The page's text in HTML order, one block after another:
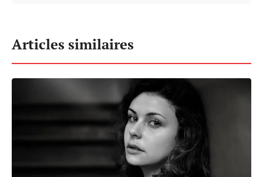
Articles similaires